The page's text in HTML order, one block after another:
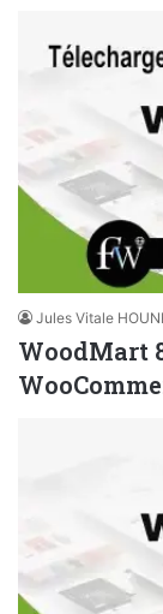
Jules Vitale
WoodMart